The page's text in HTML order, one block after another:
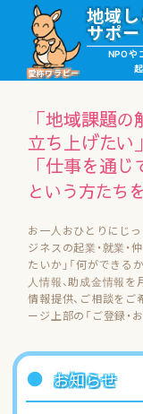
愛称ワラビー
地域
サポ
NPOや
「地域課題
立ち上げたい」
「仕事を通じ
という方たち
お一人おひとりにじ
ジネスの起業・就業・
たいか」「何ができる
人情報、助成金情報を
情報提供、ご相談をご
ージ上部の「ご登録・
お知らせ